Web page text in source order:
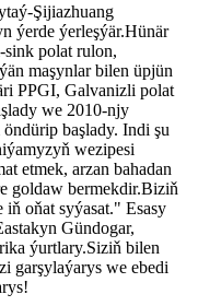
Şijiazhuang
ýerde ýerleşýär.Hünär
polat rulon,
maşynlar bilen üpjün
PPGI, Galvanizli polat
we 2010-njy
başlady. Indi şu
wezipesi
etmek, arzan bahadan
goldaw bermekdir.Biziň
oňat syýasat." Esasy
Gündogar,
ýurtlary.Siziň bilen
garşylaýarys we ebedi